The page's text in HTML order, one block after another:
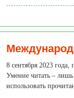
8 сентября 2023
Умение читать – лишь
использовать